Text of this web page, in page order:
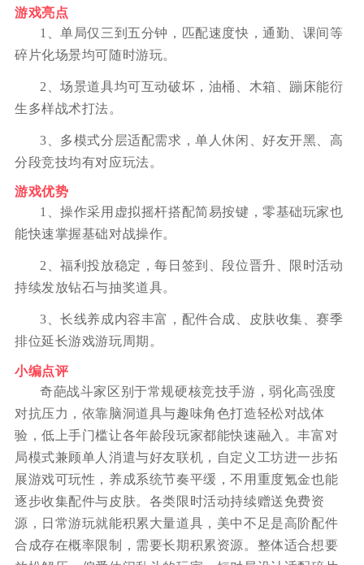
游戏亮点
1、单局仅三到五分钟，匹配速度快，通勤、课间等
碎片化场景均可随时游玩。
2、场景道具均可互动破坏，油桶、木箱、蹦床能衍
生多样战术打法。
3、多模式分层适配需求，单人休闲、好友开黑、高
分段竞技均有对应玩法。
游戏优势
1、操作采用虚拟摇杆搭配简易按键，零基础玩家也
能快速掌握基础对战操作。
2、福利投放稳定，每日签到、段位晋升、限时活动
持续发放钻石与抽奖道具。
3、长线养成内容丰富，配件合成、皮肤收集、赛季
排位延长游戏游玩周期。
小编点评
奇葩战斗家区别于常规硬核竞技手游，弱化高强度
对抗压力，依靠脑洞道具与趣味角色打造轻松对战体
验，低上手门槛让各年龄段玩家都能快速融入。丰富对
局模式兼顾单人消遣与好友联机，自定义工坊进一步拓
展游戏可玩性，养成系统节奏平缓，不用重度氪金也能
逐步收集配件与皮肤。各类限时活动持续赠送免费资
源，日常游玩就能积累大量道具，美中不足是高阶配件
合成存在概率限制，需要长期积累资源。整体适合想要